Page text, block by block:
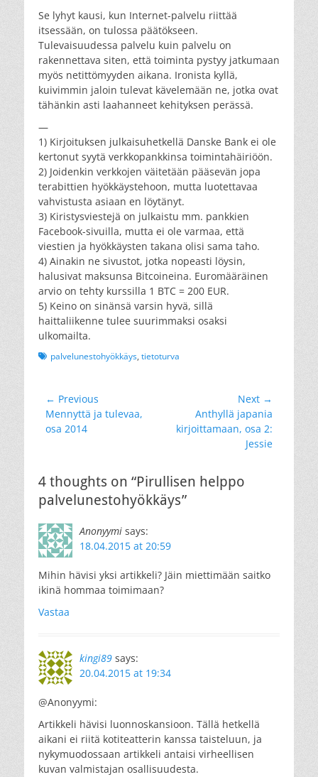
Se lyhyt kausi, kun Internet-palvelu riittää
itsessään, on tulossa päätökseen.
Tulevaisuudessa palvelu kuin palvelu on
rakennettava siten, että toiminta pystyy jatkumaan
myös netittömyyden aikana. Ironista kyllä,
kuivimmin jaloin tulevat kävelemään ne, jotka ovat
tähänkin asti laahanneet kehityksen perässä.
—
1) Kirjoituksen julkaisuhetkellä Danske Bank ei ole
kertonut syytä verkkopankkinsa toimintahäiriöön.
2) Joidenkin verkkojen väitetään pääsevän jopa
terabittien hyökkäystehoon, mutta luotettavaa
vahvistusta asiaan en löytänyt.
3) Kiristysviestejä on julkaistu mm. pankkien
Facebook-sivuilla, mutta ei ole varmaa, että
viestien ja hyökkäysten takana olisi sama taho.
4) Ainakin ne sivustot, jotka nopeasti löysin,
halusivat maksunsa Bitcoineina. Euromääräinen
arvio on tehty kurssilla 1 BTC = 200 EUR.
5) Keino on sinänsä varsin hyvä, sillä
haittaliikenne tulee suurimmaksi osaksi
ulkomailta.
Tagspalvelunestohyökkäys, tietoturva
Artikkelien
selaus
← Previous
Previous
post:
Mennyttä ja tulevaa,
osa 2014
Next →
post:
Anthyllä japania
kirjoittamaan, osa 2:
Jessie
4 thoughts on “Pirullisen helppo
palvelunestohyökkäys”
Anonyymi says:
18.04.2015 at 20:59
Mihin hävisi yksi artikkeli? Jäin miettimään saitko
ikinä hommaa toimimaan?
Vastaa
kingi89 says:
20.04.2015 at 19:34
@Anonyymi:
Artikkeli hävisi luonnoskansioon. Tällä hetkellä
aikani ei riitä kotiteatterin kanssa taisteluun, ja
nykymuodossaan artikkeli antaisi virheellisen
kuvan valmistajan osallisuudesta.